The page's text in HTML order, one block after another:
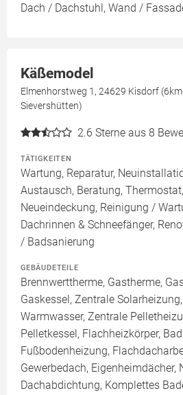
Dach / Dachstuhl, Wand /
Käßemodel
Elmenhorstweg 1, 24629 Kisdorf
Sievershütten)
2.6 Sterne aus 8
TÄTIGKEITEN
Wartung, Reparatur,
Austausch, Beratung,
Neueindeckung, Reinigung /
Dachrinnen & Schneefänger,
/ Badsanierung
GEBÄUDETEILE
Brennwerttherme, Gastherme,
Gaskessel, Zentrale
Warmwasser, Zentrale
Pelletkessel, Flachheizkörper,
Fußbodenheizung,
Gewerbedach, Eigenheimdächer,
Dachabdichtung, Komplettes